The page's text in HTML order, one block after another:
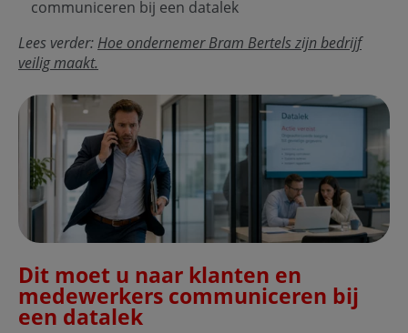
communiceren bij een datalek
Lees verder: Hoe ondernemer Bram Bertels zijn bedrijf
veilig maakt.
Dit moet u naar klanten en
medewerkers communiceren bij
een datalek